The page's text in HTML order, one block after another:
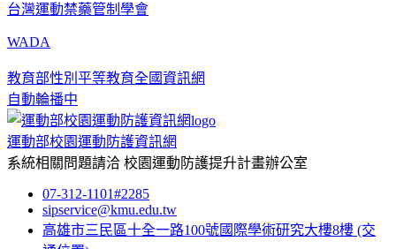
台灣運動禁藥管制學會
WADA
教育部性別平等教育全國資訊網
自動輪播中
運動部校園運動防護資訊網
系統相關問題請洽 校園運動防護提升計畫辦公室
07-312-1101#2285
sipservice@kmu.edu.tw
高雄市三民區十全一路100號國際學術研究大樓8樓 (交